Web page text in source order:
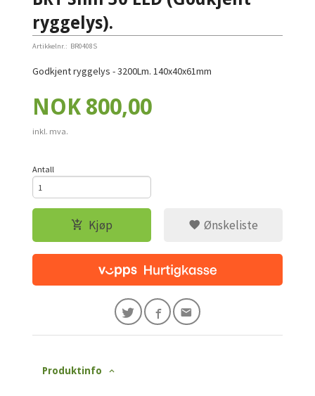
ryggelys).
Artikkelnr.: BR0408S
Godkjent ryggelys - 3200Lm. 140x40x61mm
Pris
NOK 800,00
inkl. mva.
Antall
Kjøp Ønskeliste
Produktinfo